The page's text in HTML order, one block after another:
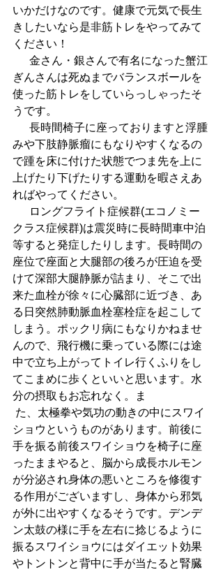
いかだけなのです。健康で元気で長生
きしたいなら是非筋トレをやってみて
ください！
ぎんさんは死ぬまでバランスボールを
使った筋トレをしていらっしゃったそ
うです。
みや下肢静脈瘤にもなりやすくなるの
で踵を床に付けた状態でつま先を上に
上げたり下げたりする運動を暇さえあ
ればやってください。
クラス症候群)は震災時に長時間車中泊
等すると発症したりします。長時間の
座位で座面と大腿部の後ろが圧迫を受
けて深部大腿静脈が詰まり、そこで出
来た血栓が徐々に心臓部に近づき、あ
る日突然肺動脈血栓塞栓症を起こして
しまう。ポックリ病にもなりかねませ
んので、飛行機に乗っている際には途
中で立ち上がってトイレ行くふりをし
てこまめに歩くといいと思います。水
分の摂取もお忘れなく。ま
ショウというものがあります。前後に
手を振る前後スワイショウを椅子に座
ったままやると、脳から成長ホルモン
が分泌され身体の悪いところを修復す
る作用がございますし、身体から邪気
が外に出やすくなるそうです。デンデ
ン太鼓の様に手を左右に捻じるように
振るスワイショウにはダイエット効果
やトントンと背中に手が当たると腎臓